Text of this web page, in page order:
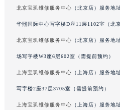
吉林省辽源市龙山区人民大
吉林省松原市宁江区五环大
北京宝玑维修服务中心 （北京店）服务地
华熙国际中心写字楼D座11层1102室（北
北京宝玑维修服务中心 （北京店）服务地
场写字楼W3座6层602室（需提前预约）
上海宝玑维修服务中心 （上海店）服务地
写字楼2座37层3705室（需提前预约）
上海宝玑维修服务中心 （上海店）服务地